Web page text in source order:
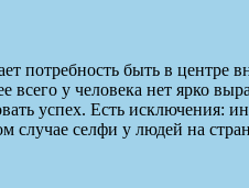
потребность быть в центре
всего у человека нет ярко
успех. Есть исключения:
случае селфи у людей на